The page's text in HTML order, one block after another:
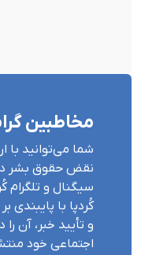
مخاطبین
شما می‌توانید با
نقض حقوق بشر در
سیگنال و تلگرام
کُردپا با
و تأیید خبر، آن
اجتماعی خود